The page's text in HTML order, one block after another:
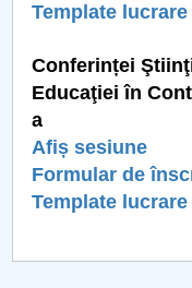
Relații Publice
Relații Internaționale
PNRR
Template lucrare
Conferinței
Educaţiei în
a
Afiș sesiune
Formular de
Template lucrare